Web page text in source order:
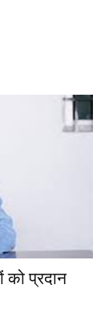
प्रदान